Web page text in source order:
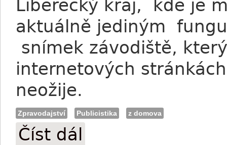
Liberecký kraj, kde je
aktuálně jediným
snímek závodiště,
internetových
neožije.
Zpravodajství Publicistika z domova
Číst dál